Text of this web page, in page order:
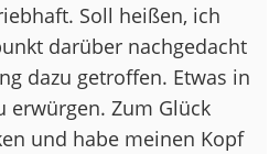
Soll heißen, ich
darüber nachgedacht
dazu getroffen. Etwas in
erwürgen. Zum Glück
und habe meinen Kopf